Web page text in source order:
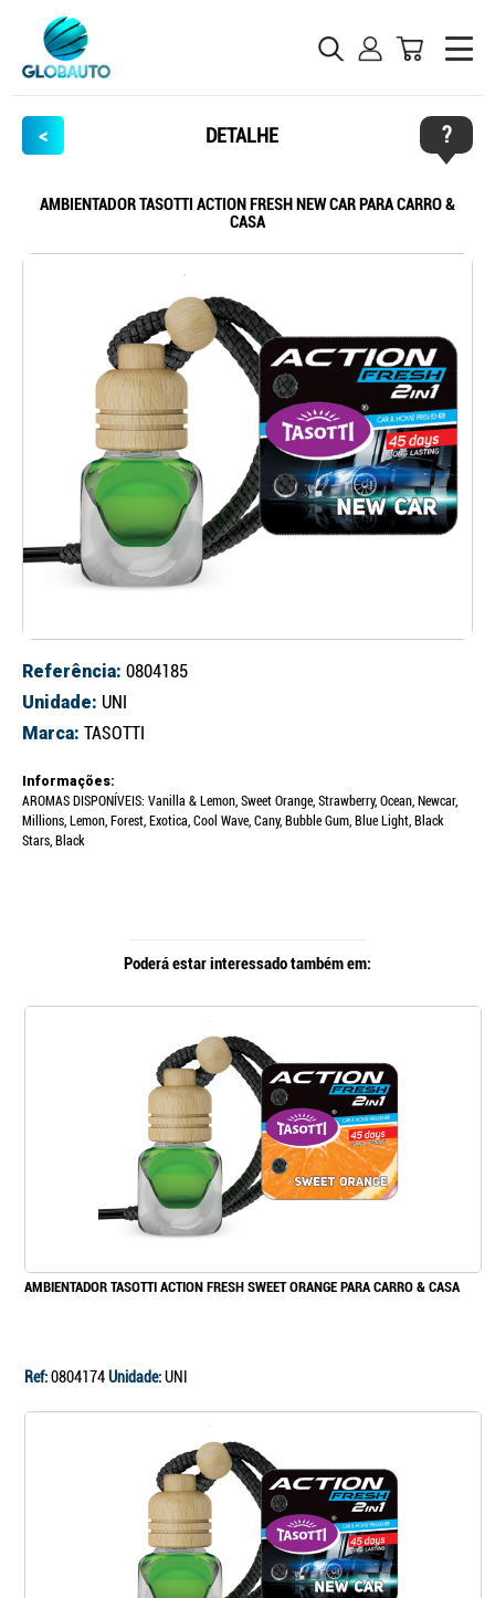
< DETALHE ?
AMBIENTADOR TASOTTI ACTION FRESH NEW CAR PARA CARRO &
CASA
Referência: 0804185
Unidade: UNI
Marca: TASOTTI
Informações:
AROMAS DISPONÍVEIS: Vanilla & Lemon, Sweet Orange, Strawberry, Ocean, Newcar,
Millions, Lemon, Forest, Exotica, Cool Wave, Cany, Bubble Gum, Blue Light, Black
Stars, Black
Poderá estar interessado também em:
AMBIENTADOR TASOTTI ACTION FRESH SWEET ORANGE PARA CARRO & CASA
Ref:0804174Unidade:UNI